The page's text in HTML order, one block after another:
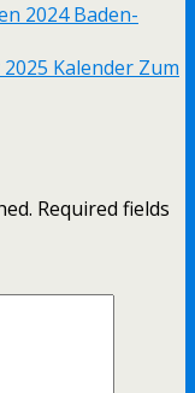
2024 Baden-
Kalender Zum
Required fields